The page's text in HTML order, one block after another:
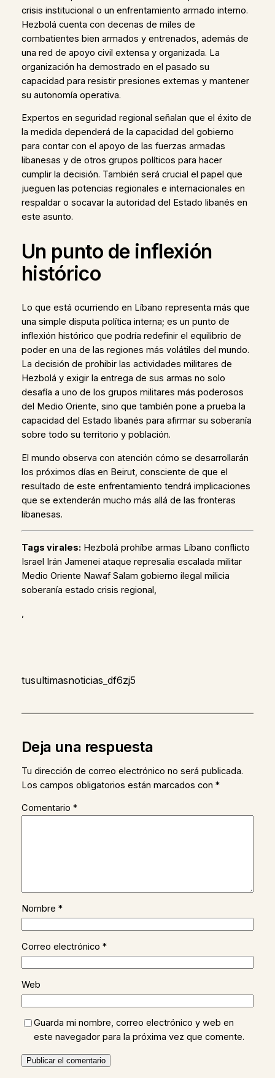
crisis institucional o un enfrentamiento armado interno.
Hezbolá cuenta con decenas de miles de
combatientes bien armados y entrenados, además de
una red de apoyo civil extensa y organizada. La
organización ha demostrado en el pasado su
capacidad para resistir presiones externas y mantener
su autonomía operativa.
Expertos en seguridad regional señalan que el éxito de
la medida dependerá de la capacidad del gobierno
para contar con el apoyo de las fuerzas armadas
libanesas y de otros grupos políticos para hacer
cumplir la decisión. También será crucial el papel que
jueguen las potencias regionales e internacionales en
respaldar o socavar la autoridad del Estado libanés en
este asunto.
Un punto de inflexión
histórico
Lo que está ocurriendo en Líbano representa más que
una simple disputa política interna; es un punto de
inflexión histórico que podría redefinir el equilibrio de
poder en una de las regiones más volátiles del mundo.
La decisión de prohibir las actividades militares de
Hezbolá y exigir la entrega de sus armas no solo
desafía a uno de los grupos militares más poderosos
del Medio Oriente, sino que también pone a prueba la
capacidad del Estado libanés para afirmar su soberanía
sobre todo su territorio y población.
El mundo observa con atención cómo se desarrollarán
los próximos días en Beirut, consciente de que el
resultado de este enfrentamiento tendrá implicaciones
que se extenderán mucho más allá de las fronteras
libanesas.
Tags virales: Hezbolá prohíbe armas Líbano conflicto
Israel Irán Jamenei ataque represalia escalada militar
Medio Oriente Nawaf Salam gobierno ilegal milicia
soberanía estado crisis regional,
tusultimasnoticias_df6zj5
Deja una respuesta
Tu dirección de correo electrónico no será publicada.
Los campos obligatorios están marcados con *
Comentario *
Nombre *
Correo electrónico *
Web
Guarda mi nombre, correo electrónico y web en
este navegador para la próxima vez que comente.